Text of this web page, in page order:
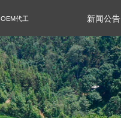
OEM代工 新闻公告